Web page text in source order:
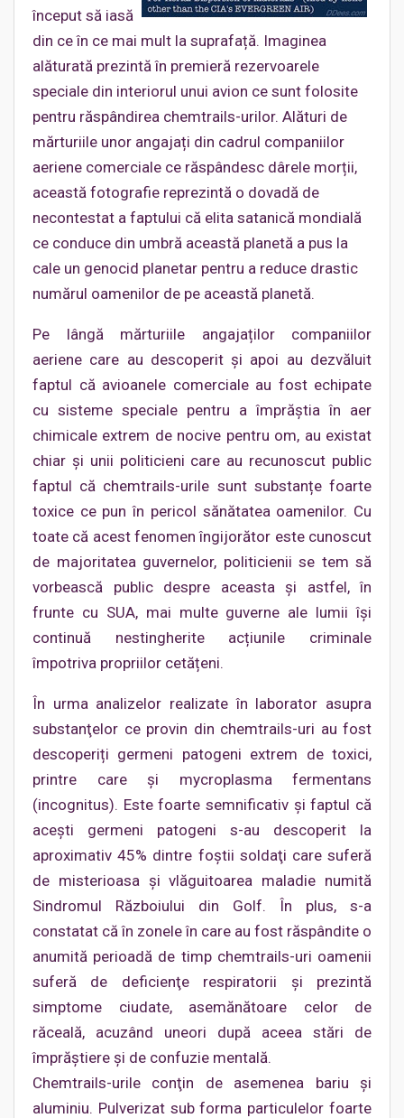
început să iasă
din ce în ce mai mult la suprafață. Imaginea
alăturată prezintă în premieră rezervoarele
speciale din interiorul unui avion ce sunt folosite
pentru răspândirea chemtrails-urilor. Alături de
mărturiile unor angajați din cadrul companiilor
aeriene comerciale ce răspândesc dârele morții,
această fotografie reprezintă o dovadă de
necontestat a faptului că elita satanică mondială
ce conduce din umbră această planetă a pus la
cale un genocid planetar pentru a reduce drastic
numărul oamenilor de pe această planetă.
Pe lângă mărturiile angajaților companiilor
aeriene care au descoperit și apoi au dezvăluit
faptul că avioanele comerciale au fost echipate
cu sisteme speciale pentru a împrăștia în aer
chimicale extrem de nocive pentru om, au existat
chiar și unii politicieni care au recunoscut public
faptul că chemtrails-urile sunt substanțe foarte
toxice ce pun în pericol sănătatea oamenilor. Cu
toate că acest fenomen îngijorător este cunoscut
de majoritatea guvernelor, politicienii se tem să
vorbească public despre aceasta și astfel, în
frunte cu SUA, mai multe guverne ale lumii își
continuă nestingherite acțiunile criminale
împotriva propriilor cetățeni.
În urma analizelor realizate în laborator asupra
substanţelor ce provin din chemtrails-uri au fost
descoperiți germeni patogeni extrem de toxici,
printre care şi mycroplasma fermentans
(incognitus). Este foarte semnificativ şi faptul că
aceşti germeni patogeni s-au descoperit la
aproximativ 45% dintre foştii soldaţi care suferă
de misterioasa şi vlăguitoarea maladie numită
Sindromul Războiului din Golf. În plus, s-a
constatat că în zonele în care au fost răspândite o
anumită perioadă de timp chemtrails-uri oamenii
suferă de deficienţe respiratorii şi prezintă
simptome ciudate, asemănătoare celor de
răceală, acuzând uneori după aceea stări de
împrăştiere și de confuzie mentală.
Chemtrails-urile conţin de asemenea bariu şi
aluminiu. Pulverizat sub forma particulelor foarte